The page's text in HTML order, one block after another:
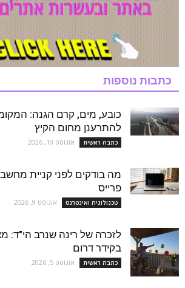
כתבות נוספות
כובע, מים, קרם הגנה:
להתרענן מחום הקיץ
כתבה ראשית אוגוסט 10, 2026
מה בודקים לפני קניית מחשב
פרייס
טכנולוגיה ואינטרנט אוגוסט 9, 2026
לזכרה של רינה שנרב הי"ד:
בקידר דרום
כתבה ראשית אוגוסט 5, 2026